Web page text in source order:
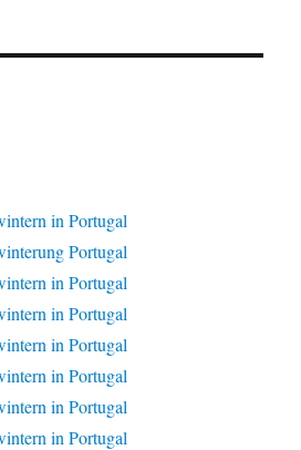
in Portugal
Portugal
in Portugal
in Portugal
in Portugal
in Portugal
in Portugal
in Portugal